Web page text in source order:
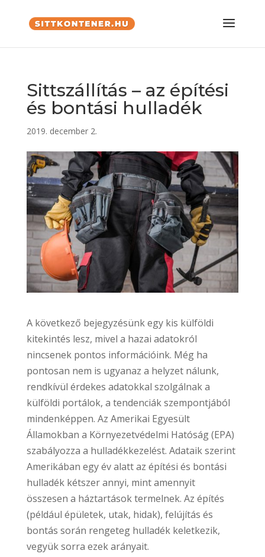
Sittszállítás – az építési
és bontási hulladék
2019. december 2.
A következő bejegyzésünk egy kis külföldi
kitekintés lesz, mivel a hazai adatokról
nincsenek pontos információink. Még ha
pontosan nem is ugyanaz a helyzet nálunk,
rendkívül érdekes adatokkal szolgálnak a
külföldi portálok, a tendenciák szempontjából
mindenképpen. Az Amerikai Egyesült
Államokban a Környezetvédelmi Hatóság (EPA)
szabályozza a hulladékkezelést. Adataik szerint
Amerikában egy év alatt az építési és bontási
hulladék kétszer annyi, mint amennyit
összesen a háztartások termelnek. Az építés
(például épületek, utak, hidak), felújítás és
bontás során rengeteg hulladék keletkezik,
vegyük sorra ezek arányait.